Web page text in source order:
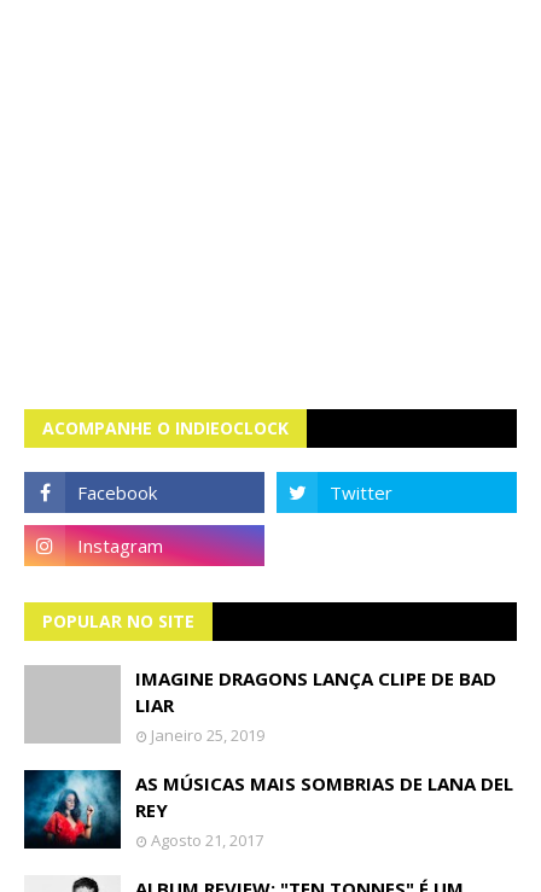
ACOMPANHE O INDIEOCLOCK
POPULAR NO SITE
IMAGINE DRAGONS LANÇA CLIPE DE BAD
LIAR
Janeiro 25, 2019
AS MÚSICAS MAIS SOMBRIAS DE LANA DEL
REY
Agosto 21, 2017